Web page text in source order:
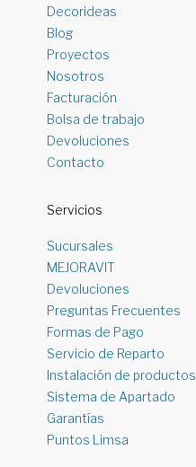
Decorideas
Blog
Proyectos
Nosotros
Facturación
Bolsa de trabajo
Devoluciones
Contacto
Servicios
Sucursales
MEJORAVIT
Devoluciones
Preguntas Frecuentes
Formas de Pago
Servicio de Reparto
Instalación de productos
Sistema de Apartado
Garantías
Puntos Limsa